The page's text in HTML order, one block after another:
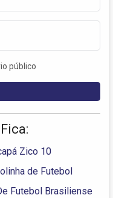
público
Zico 10
de Futebol
Futebol Brasiliense